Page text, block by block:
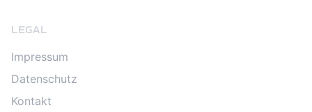
LEGAL
Impressum
Datenschutz
Kontakt